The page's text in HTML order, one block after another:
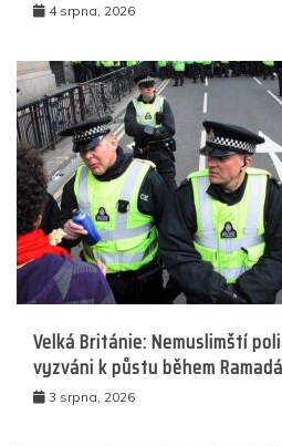
4 srpna, 2026
Velká Británie: Nemuslimští
vyzváni k půstu během
3 srpna, 2026